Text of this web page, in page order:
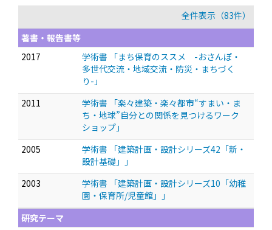
全件表示（83件）
著書・報告書等
2017
学術書 「まち保育のススメ -おさんぽ・
多世代交流・地域交流・防災・まちづく
り-」
2011
学術書 「楽々建築・楽々都市“すまい・ま
ち・地球”自分との関係を見つけるワーク
ショップ」
2005
学術書 「建築計画・設計シリーズ42「新・
設計基礎」」
2003
学術書 「建築計画・設計シリーズ10「幼稚
園・保育所/児童館」」
研究テーマ